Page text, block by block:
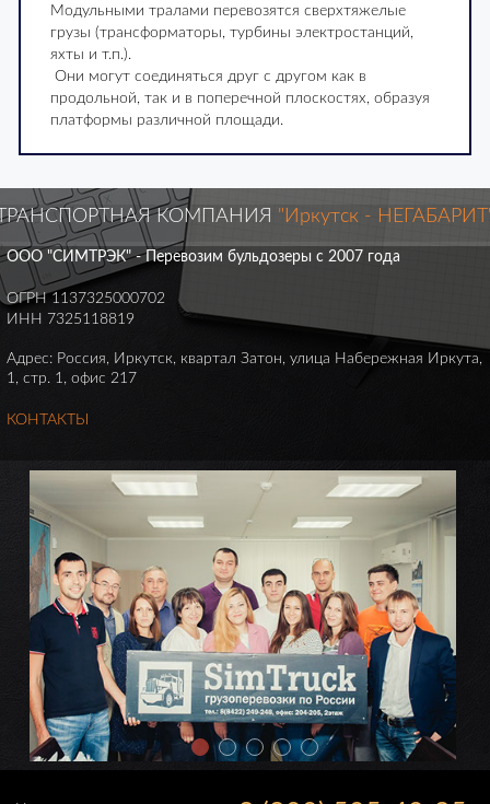
Модульными тралами перевозятся сверхтяжелые
грузы (трансформаторы, турбины электростанций,
яхты и т.п.).
Они могут соединяться друг с другом как в
продольной, так и в поперечной плоскостях, образуя
платформы различной площади.
КОМПАНИЯ "Иркутск -
ООО "СИМТРЭК" - Перевозим бульдозеры с 2007 года
ОГРН 1137325000702
ИНН 7325118819
Адрес: Россия, Иркутск, квартал Затон, улица Набережная Иркута,
1, стр. 1, офис 217
КОНТАКТЫ